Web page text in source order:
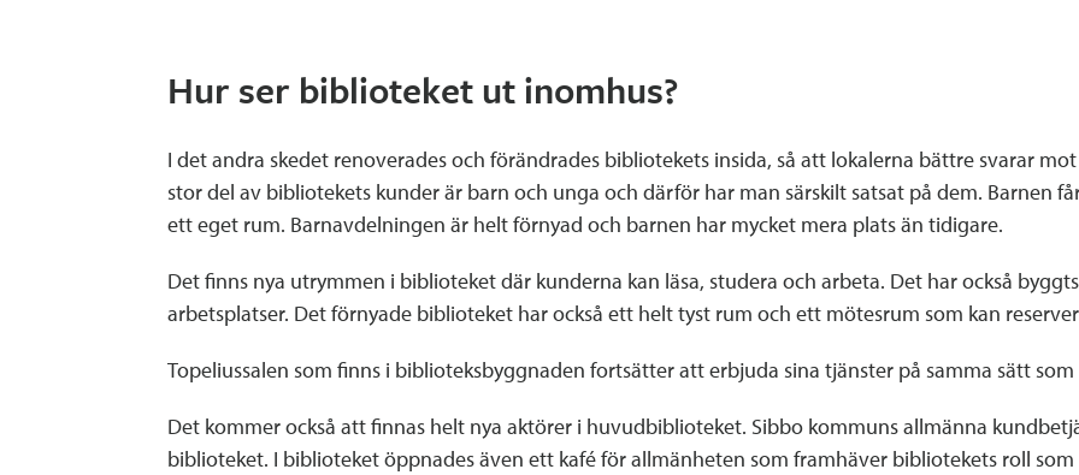
Hur ser biblioteket ut inomhus?
I det andra skedet renoverades och förändrades bibliotekets insida, så att lokalerna bättre svarar
stor del av bibliotekets kunder är barn och unga och därför har man särskilt satsat på dem. Barnen
ett eget rum. Barnavdelningen är helt förnyad och barnen har mycket mera plats än tidigare.
Det finns nya utrymmen i biblioteket där kunderna kan läsa, studera och arbeta. Det har också
arbetsplatser. Det förnyade biblioteket har också ett helt tyst rum och ett mötesrum som kan
Topeliussalen som finns i biblioteksbyggnaden fortsätter att erbjuda sina tjänster på samma sätt
Det kommer också att finnas helt nya aktörer i huvudbiblioteket. Sibbo kommuns allmänna
biblioteket. I biblioteket öppnades även ett kafé för allmänheten som framhäver bibliotekets roll